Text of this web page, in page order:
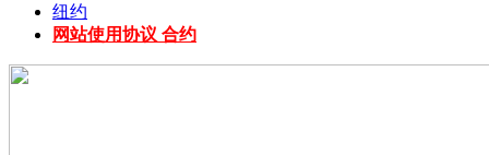
纽约
网站使用协议 合约